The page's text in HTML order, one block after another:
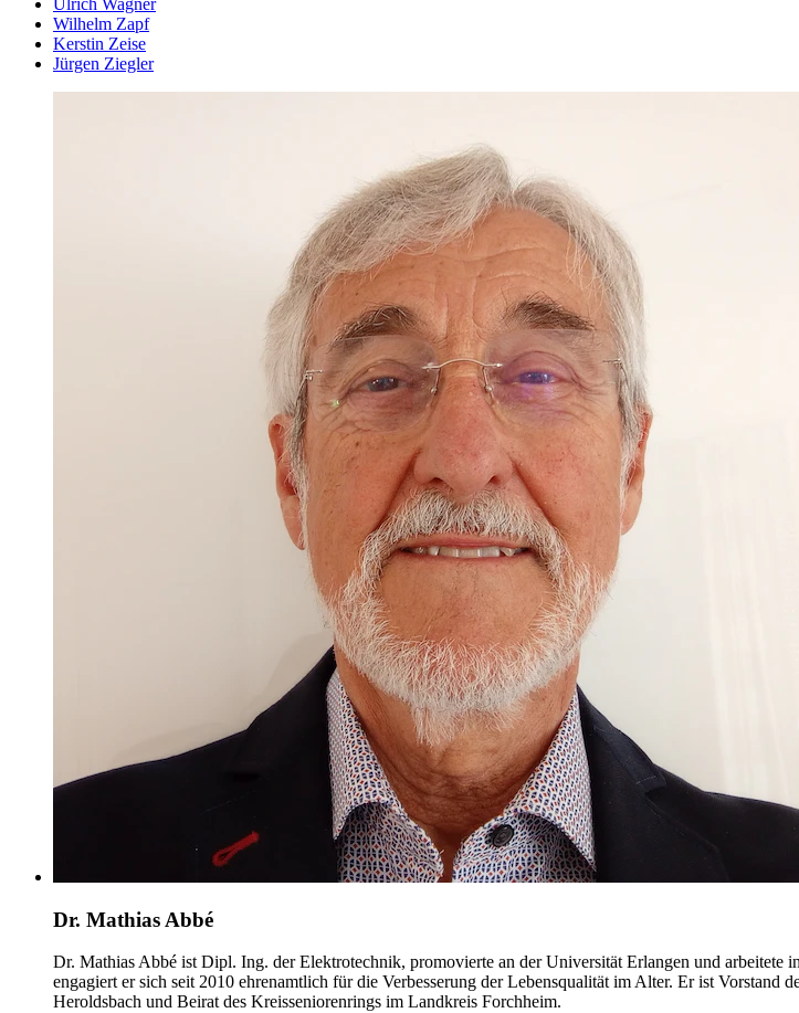
Wilhelm Zapf
Kerstin Zeise
Jürgen Ziegler
Dr. Mathias Abbé
Dr. Mathias Abbé ist Dipl. Ing. der Elektrotechnik, promovierte an der Universität Erlangen und arbeitete
engagiert er sich seit 2010 ehrenamtlich für die Verbesserung der Lebensqualität im Alter. Er ist
Heroldsbach und Beirat des Kreisseniorenrings im Landkreis Forchheim.